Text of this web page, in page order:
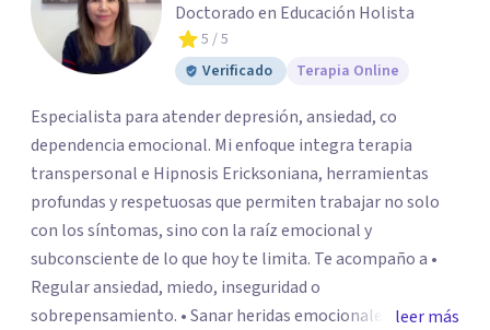
Doctorado en Educación Holista
5 / 5
Verificado
Terapia Online
Especialista para atender depresión, ansiedad, co
dependencia emocional. Mi enfoque integra terapia
transpersonal e Hipnosis Ericksoniana, herramientas
profundas y respetuosas que permiten trabajar no solo
con los síntomas, sino con la raíz emocional y
subconsciente de lo que hoy te limita. Te acompaño a •
Regular ansiedad, miedo, inseguridad o
sobrepensamiento. • Sanar heridas emocionales yleer más